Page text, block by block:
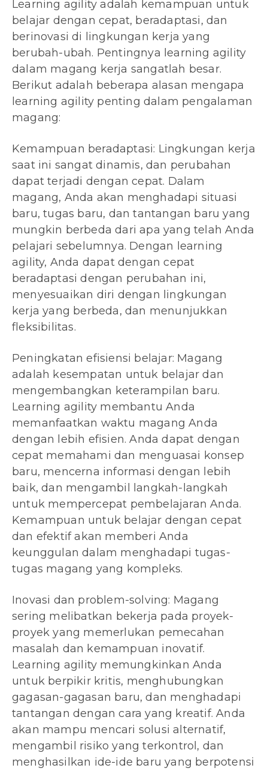
Learning agility adalah kemampuan untuk
belajar dengan cepat, beradaptasi, dan
berinovasi di lingkungan kerja yang
berubah-ubah. Pentingnya learning agility
dalam magang kerja sangatlah besar.
Berikut adalah beberapa alasan mengapa
learning agility penting dalam pengalaman
magang:
Kemampuan beradaptasi: Lingkungan kerja
saat ini sangat dinamis, dan perubahan
dapat terjadi dengan cepat. Dalam
magang, Anda akan menghadapi situasi
baru, tugas baru, dan tantangan baru yang
mungkin berbeda dari apa yang telah Anda
pelajari sebelumnya. Dengan learning
agility, Anda dapat dengan cepat
beradaptasi dengan perubahan ini,
menyesuaikan diri dengan lingkungan
kerja yang berbeda, dan menunjukkan
fleksibilitas.
Peningkatan efisiensi belajar: Magang
adalah kesempatan untuk belajar dan
mengembangkan keterampilan baru.
Learning agility membantu Anda
memanfaatkan waktu magang Anda
dengan lebih efisien. Anda dapat dengan
cepat memahami dan menguasai konsep
baru, mencerna informasi dengan lebih
baik, dan mengambil langkah-langkah
untuk mempercepat pembelajaran Anda.
Kemampuan untuk belajar dengan cepat
dan efektif akan memberi Anda
keunggulan dalam menghadapi tugas-
tugas magang yang kompleks.
Inovasi dan problem-solving: Magang
sering melibatkan bekerja pada proyek-
proyek yang memerlukan pemecahan
masalah dan kemampuan inovatif.
Learning agility memungkinkan Anda
untuk berpikir kritis, menghubungkan
gagasan-gagasan baru, dan menghadapi
tantangan dengan cara yang kreatif. Anda
akan mampu mencari solusi alternatif,
mengambil risiko yang terkontrol, dan
menghasilkan ide-ide baru yang berpotensi